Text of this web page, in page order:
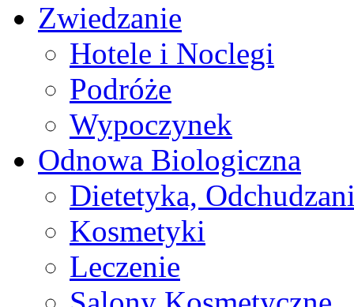
Zwiedzanie
Hotele i Noclegi
Podróże
Wypoczynek
Odnowa Biologiczna
Dietetyka,
Kosmetyki
Leczenie